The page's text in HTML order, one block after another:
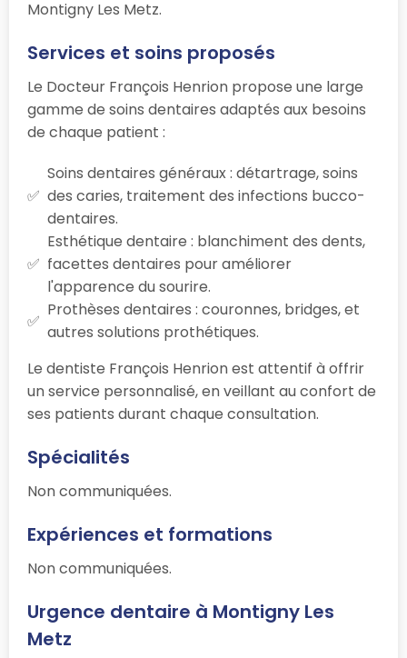
Montigny Les Metz.
Services et soins proposés
Le Docteur François Henrion propose une large
gamme de soins dentaires adaptés aux besoins
de chaque patient :
Soins dentaires généraux : détartrage, soins
des caries, traitement des infections bucco-
dentaires.
Esthétique dentaire : blanchiment des dents,
facettes dentaires pour améliorer
l'apparence du sourire.
Prothèses dentaires : couronnes, bridges, et
autres solutions prothétiques.
Le dentiste François Henrion est attentif à offrir
un service personnalisé, en veillant au confort de
ses patients durant chaque consultation.
Spécialités
Non communiquées.
Expériences et formations
Non communiquées.
Urgence dentaire à Montigny Les
Metz